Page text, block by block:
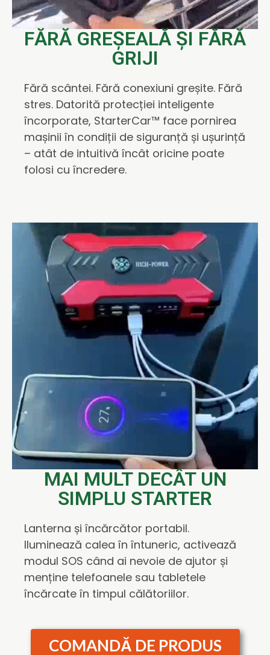
FĂRĂ GREȘEALĂ ȘI FĂRĂ
GRIJI
Fără scântei. Fără conexiuni greșite. Fără
stres. Datorită protecției inteligente
încorporate, StarterCar™ face pornirea
mașinii în condiții de siguranță și ușurință
– atât de intuitivă încât oricine poate
folosi cu încredere.
MAI MULT DECÂT UN
SIMPLU STARTER
Lanterna și încărcător portabil.
Iluminează calea în întuneric, activează
modul SOS când ai nevoie de ajutor și
menține telefoanele sau tabletele
încărcate în timpul călătoriilor.
COMANDĂ DE PRODUS